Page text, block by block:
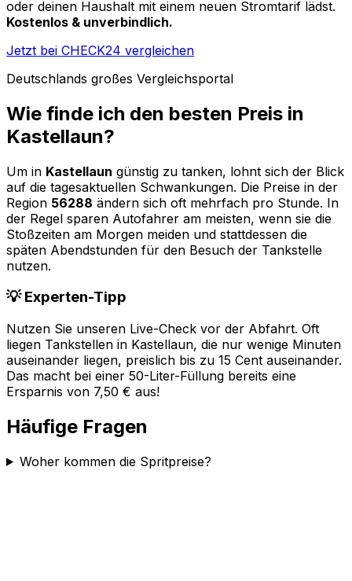
oder deinen Haushalt mit einem neuen Stromtarif lädst.
Kostenlos & unverbindlich.
Jetzt bei CHECK24 vergleichen
Deutschlands großes Vergleichsportal
Wie finde ich den besten Preis in
Kastellaun?
Um in Kastellaun günstig zu tanken, lohnt sich der Blick
auf die tagesaktuellen Schwankungen. Die Preise in der
Region 56288 ändern sich oft mehrfach pro Stunde. In
der Regel sparen Autofahrer am meisten, wenn sie die
Stoßzeiten am Morgen meiden und stattdessen die
späten Abendstunden für den Besuch der Tankstelle
nutzen.
💡 Experten-Tipp
Nutzen Sie unseren Live-Check vor der Abfahrt. Oft
liegen Tankstellen in Kastellaun, die nur wenige Minuten
auseinander liegen, preislich bis zu 15 Cent auseinander.
Das macht bei einer 50-Liter-Füllung bereits eine
Ersparnis von 7,50 € aus!
Häufige Fragen
Woher kommen die Spritpreise?